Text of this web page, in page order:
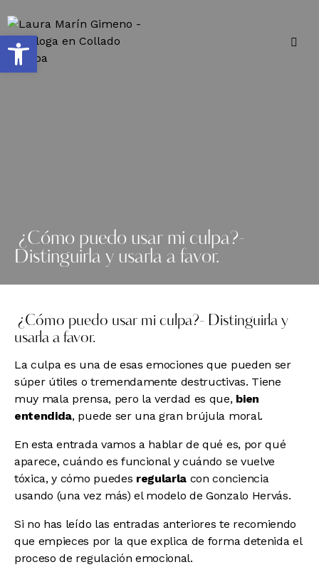
¿Cómo puedo usar mi culpa?-
Distinguirla y usarla a favor.
¿Cómo puedo usar mi culpa?- Distinguirla y
usarla a favor.
La culpa es una de esas emociones que pueden ser
súper útiles o tremendamente destructivas. Tiene
muy mala prensa, pero la verdad es que, bien
entendida, puede ser una gran brújula moral.
En esta entrada vamos a hablar de qué es, por qué
aparece, cuándo es funcional y cuándo se vuelve
tóxica, y cómo puedes regularla con conciencia
usando (una vez más) el modelo de Gonzalo Hervás.
Si no has leído las entradas anteriores te recomiendo
que empieces por la que explica de forma detenida el
proceso de regulación emocional.
Abrir barra de herramientas